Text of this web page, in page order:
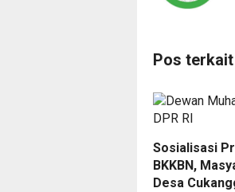
Pos terkait
Sosialisasi
BKKBN,
Desa